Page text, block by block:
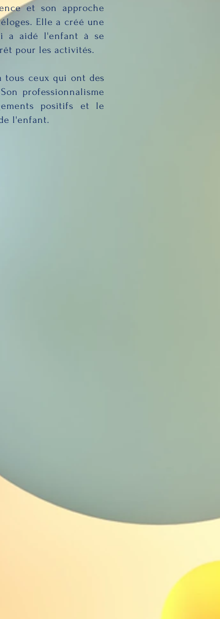
et son approche
Elle a créé une
a aidé l'enfant à se
pour les activités.
tous ceux qui ont des
professionnalisme
positifs et le
l'enfant.